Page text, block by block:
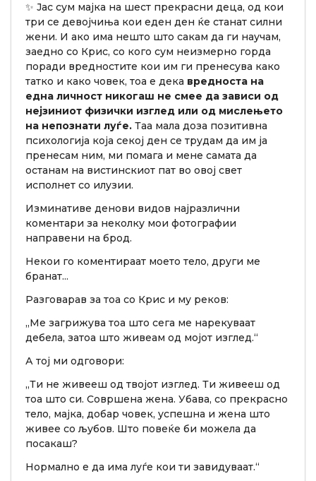
✨ Јас сум мајка на шест прекрасни деца, од кои
три се девојчиња кои еден ден ќе станат силни
жени. И ако има нешто што сакам да ги научам,
заедно со Крис, со кого сум неизмерно горда
поради вредностите кои им ги пренесува како
татко и како човек, тоа е дека вредноста на
една личност никогаш не смее да зависи од
нејзиниот физички изглед или од мислењето
на непознати луѓе. Таа мала доза позитивна
психологија која секој ден се трудам да им ја
пренесам ним, ми помага и мене самата да
останам на вистинскиот пат во овој свет
исполнет со илузии.
Изминативе денови видов најразлични
коментари за неколку мои фотографии
направени на брод.
Некои го коментираат моето тело, други ме
бранат...
Разговарав за тоа со Крис и му реков:
„Ме загрижува тоа што сега ме нарекуваат
дебела, затоа што живеам од мојот изглед.“
А тој ми одговори:
„Ти не живееш од твојот изглед. Ти живееш од
тоа што си. Совршена жена. Убава, со прекрасно
тело, мајка, добар човек, успешна и жена што
живее со љубов. Што повеќе би можела да
посакаш?
Нормално е да има луѓе кои ти завидуваат.“